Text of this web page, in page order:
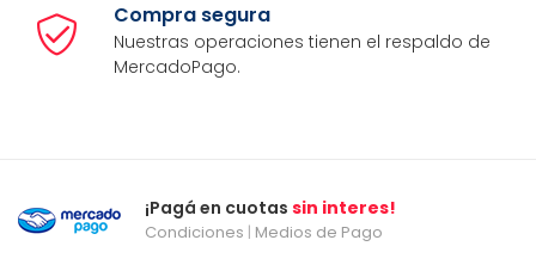
Compra segura
Nuestras operaciones tienen el respaldo de
MercadoPago.
¡Pagá en cuotas sin interes!
Condiciones | Medios de Pago